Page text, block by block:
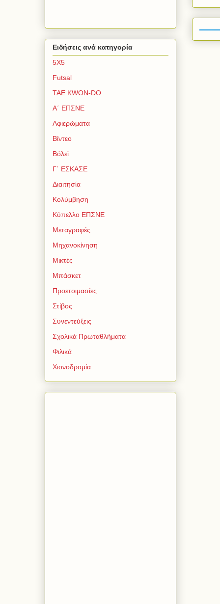
Ειδήσεις ανά κατηγορία
5Χ5
Futsal
TAE KWON-DO
Α΄ ΕΠΣΝΕ
Αφιερώματα
Βίντεο
Βόλεϊ
Γ΄ ΕΣΚΑΣΕ
Διαιτησία
Κολύμβηση
Κύπελλο ΕΠΣΝΕ
Μεταγραφές
Μηχανοκίνηση
Μικτές
Μπάσκετ
Προετοιμασίες
Στίβος
Συνεντεύξεις
Σχολικά Πρωταθλήματα
Φιλικά
Χιονοδρομία